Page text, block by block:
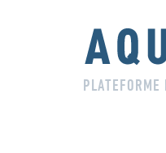
PLATEFORME